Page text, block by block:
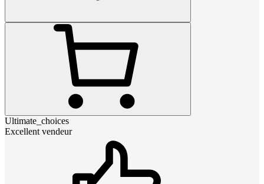
Ultimate_choices
Excellent vendeur